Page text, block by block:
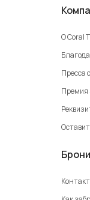
О Coral
Пресса
Премия